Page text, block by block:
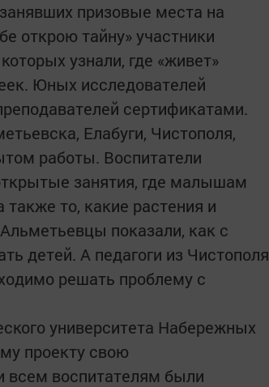
призовые места на
открою тайну» участники
узнали, где «живет»
Юных исследователей
сертификатами.
Елабуги, Чистополя,
работы. Воспитатели
занятия, где малышам
также то, какие растения и
показали, как с
детей. А педагоги из Чистополя
решать проблему с
университета Набережных
проекту свою
всем воспитателям были